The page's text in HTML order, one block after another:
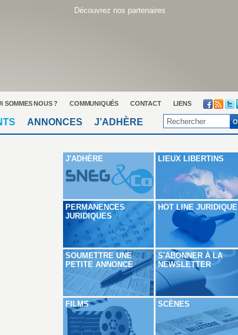
Découvrez nos partenaires
SOMMES NOUS ? COMMUNIQUÉS CONTACT LIENS
ANNONCES J’ADHÈRE
J'ADHÈRE LIEUX LIBERTINS
PERMANENCES
JURIDIQUES
HOT LINE JURIDIQUE
SOUMETTRE UNE
PETITE ANNONCE
S'ABONNER À LA
NEWSLETTER
FILMS SCÈNES